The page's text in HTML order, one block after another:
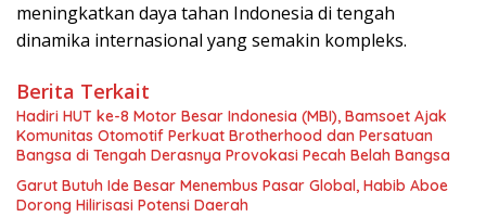
meningkatkan daya tahan Indonesia di tengah
dinamika internasional yang semakin kompleks.
Berita Terkait
Hadiri HUT ke-8 Motor Besar Indonesia (MBI), Bamsoet Ajak
Komunitas Otomotif Perkuat Brotherhood dan Persatuan
Bangsa di Tengah Derasnya Provokasi Pecah Belah Bangsa
Garut Butuh Ide Besar Menembus Pasar Global, Habib Aboe
Dorong Hilirisasi Potensi Daerah